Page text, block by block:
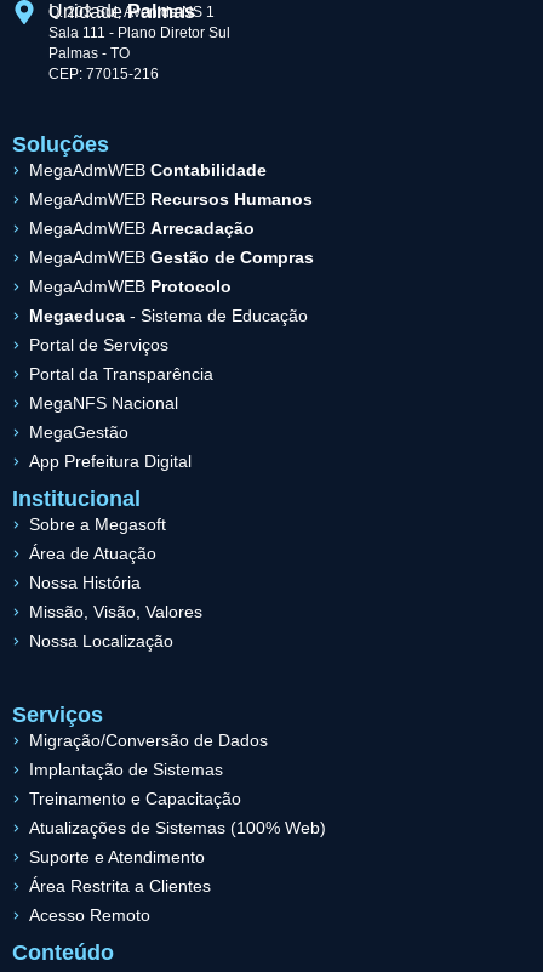
UnidadePalmas
Q. 203 Sul, Avenida NS 1
Sala 111 - Plano Diretor Sul
Palmas - TO
CEP: 77015-216
Soluções
MegaAdmWEB Contabilidade
MegaAdmWEB Recursos Humanos
MegaAdmWEB Arrecadação
MegaAdmWEB Gestão de Compras
MegaAdmWEB Protocolo
Megaeduca- Sistema de Educação
Portal de Serviços
Portal da Transparência
MegaNFS Nacional
MegaGestão
App Prefeitura Digital
Institucional
Sobre a Megasoft
Área de Atuação
Nossa História
Missão, Visão, Valores
Nossa Localização
Serviços
Migração/Conversão de Dados
Implantação de Sistemas
Treinamento e Capacitação
Atualizações de Sistemas (100% Web)
Suporte e Atendimento
Área Restrita a Clientes
Acesso Remoto
Conteúdo